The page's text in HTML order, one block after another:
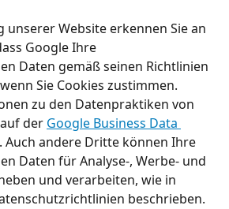
unserer Website erkennen Sie an
Google Ihre
Daten gemäß seinen Richtlinien
Sie Cookies zustimmen.
zu den Datenpraktiken von
der Google Business Data
. Auch andere Dritte können Ihre
Daten für Analyse-, Werbe- und
und verarbeiten, wie in
beschrieben.